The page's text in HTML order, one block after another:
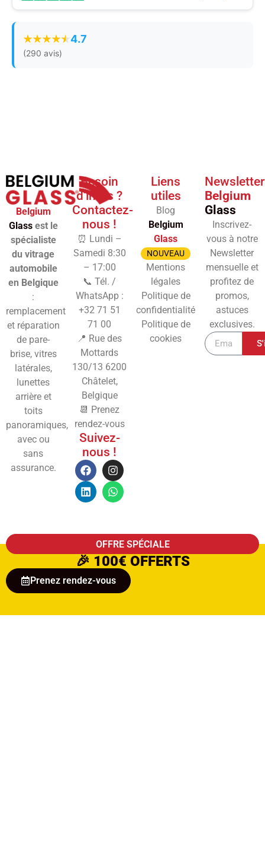
4.7
(290 avis)
Belgium
Glassest le
spécialiste
du vitrage
automobile
en Belgique
:
remplacement
et réparation
de pare-
brise, vitres
latérales,
lunettes
arrière et
toits
panoramiques,
avec ou
sans
assurance.
Besoin
d'infos ?
Contactez-
nous !
⏰ Lundi –
Samedi 8:30
– 17:00
📞 Tél. /
WhatsApp :
+32 71 51
71 00
📍 Rue des
Mottards
130/13 6200
Châtelet,
Belgique
📆 Prenez
rendez-vous
Suivez-
nous !
Liens
utiles
Blog
Belgium
Glass
NOUVEAU
Mentions
légales
Politique de
confidentialité
Politique de
cookies
Newsletter
Belgium
Glass
Inscrivez-
vous à notre
Newsletter
mensuelle et
profitez de
promos,
astuces
exclusives.
OFFRE SPÉCIALE
🎉 100€ OFFERTS
Prenez rendez-vous